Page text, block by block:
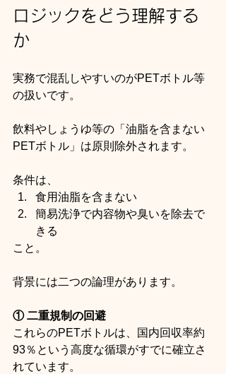
ロジックをどう理解する
か
実務で混乱しやすいのがPETボトル等
の扱いです。
飲料やしょうゆ等の「油脂を含まない
PETボトル」は原則除外されます。
条件は、
食用油脂を含まない
簡易洗浄で内容物や臭いを除去で
きる
こと。
背景には二つの論理があります。
① 二重規制の回避
これらのPETボトルは、国内回収率約
93％という高度な循環がすでに確立さ
れています。